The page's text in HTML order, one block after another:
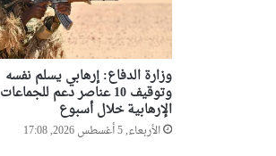
وزارة الدفاع: إرهابي يسلم نفسه
وتوقيف 10 عناصر دعم للجماعات
الإرهابية خلال أسبوع
الأربعاء, 5 أغسطس 2026, 17:08